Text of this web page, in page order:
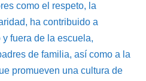
como el respeto, la
ha contribuido a
fuera de la escuela,
de familia, así como a la
promueven una cultura de